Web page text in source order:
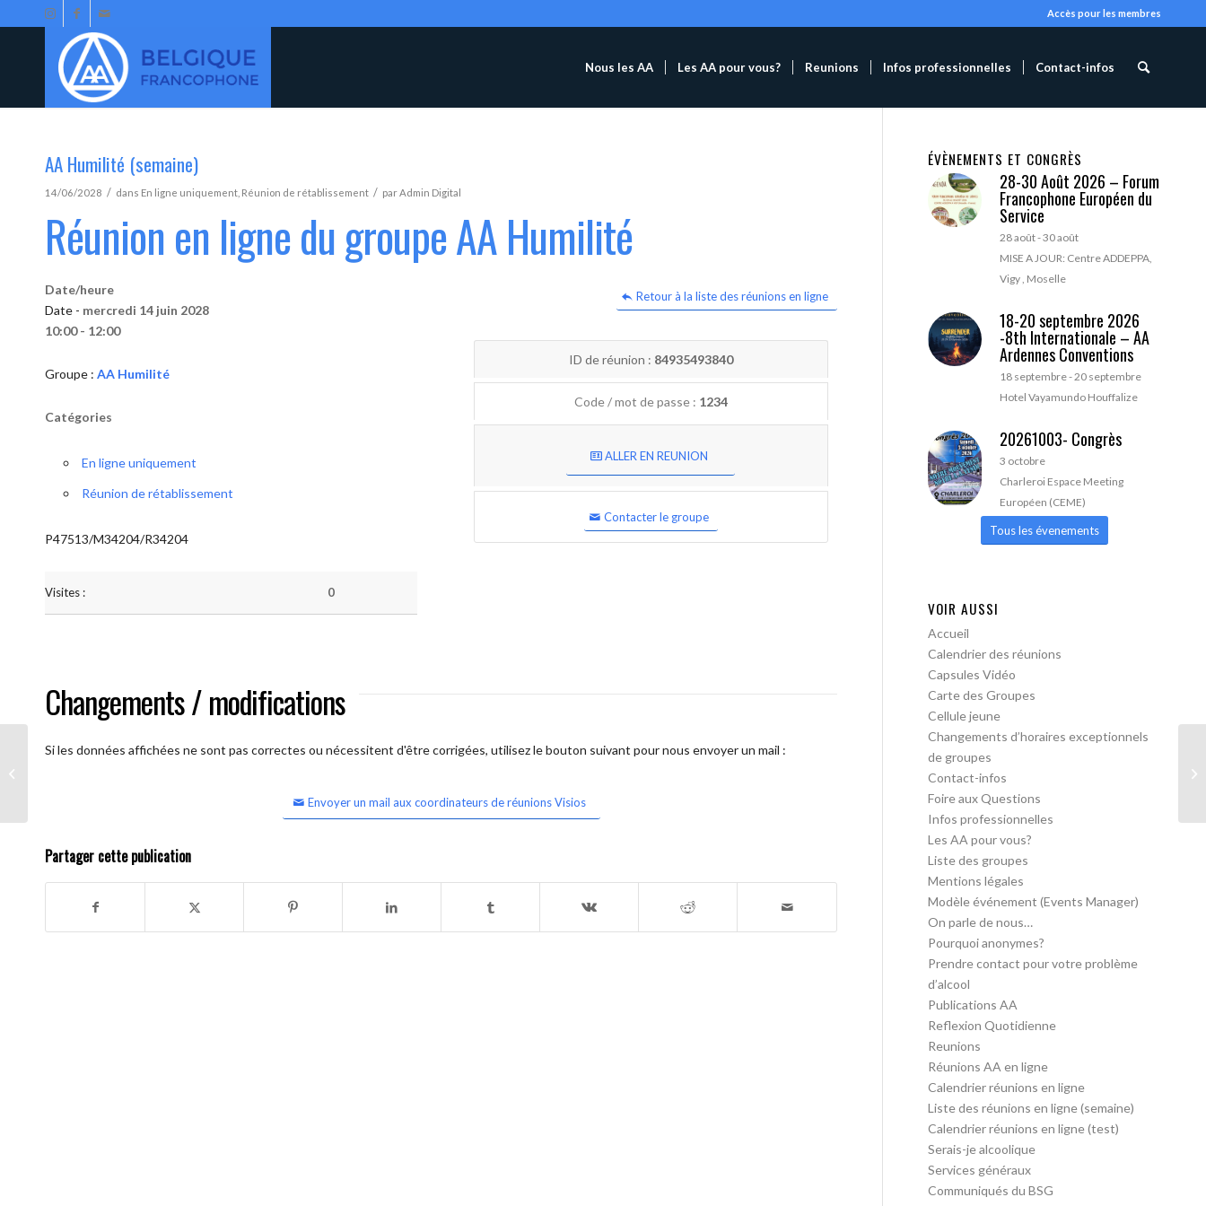
Accès pour les membres
Nous les AA Les AA pour vous? Reunions Infos professionnelles Contact-infos
AA Humilité (semaine)
14/06/2028 / dans En ligne uniquement Réunion de rétablissement / parAdmin Digital
Réunion en ligne du groupe AA Humilité
Retour à la liste des réunions en ligne
Date/heure
Date - mercredi 14 juin 2028
10:00 - 12:00
Groupe : AA Humilité
Catégories
En ligne uniquement
Réunion de rétablissement
P47513/M34204/R34204
Visites : 0
ID de réunion : 84935493840
Code / mot de passe : 1234
ALLER EN REUNION
Contacter le groupe
Changements / modifications
Si les données affichées ne sont pas correctes ou nécessitent d'être corrigées, utilisez le bouton suivant pour nous envoyer un mail :
Envoyer un mail aux coordinateurs de réunions Visios
Partager cette publication
ÉVÈNEMENTS ET CONGRÈS
28-30 Août 2026 – Forum
Francophone Européen du
Service
28 août-30 août
MISE A JOUR: Centre ADDEPPA,
Vigy , Moselle
18-20 septembre 2026
-8th Internationale – AA
Ardennes Conventions
18 septembre-20 septembre
Hotel Vayamundo Houffalize
20261003- Congrès
3 octobre
Charleroi Espace Meeting
Européen (CEME)
Tous les évenements
VOIR AUSSI
Accueil
Calendrier des réunions
Capsules Vidéo
Carte des Groupes
Cellule jeune
Changements d’horaires exceptionnels
de groupes
Contact-infos
Foire aux Questions
Infos professionnelles
Les AA pour vous?
Liste des groupes
Mentions légales
Modèle événement (Events Manager)
On parle de nous…
Pourquoi anonymes?
Prendre contact pour votre problème
d’alcool
Publications AA
Reflexion Quotidienne
Reunions
Réunions AA en ligne
Calendrier réunions en ligne
Liste des réunions en ligne (semaine)
Calendrier réunions en ligne (test)
Serais-je alcoolique
Services généraux
Communiqués du BSG